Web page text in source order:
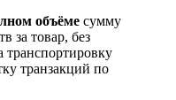
объёме сумму
за товар, без
транспортировку
транзакций по